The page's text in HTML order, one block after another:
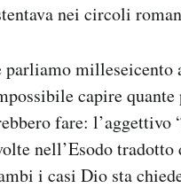
nei circoli
milleseicento
capire
fare: l’aggettivo
nell’Esodo
i casi Dio sta